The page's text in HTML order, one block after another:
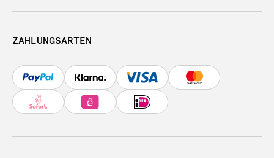
ZAHLUNGSARTEN